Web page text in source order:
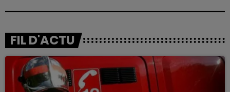
FIL D'ACTU